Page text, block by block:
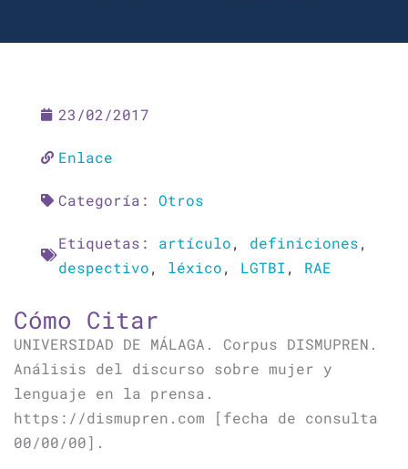
23/02/2017
Enlace
Categoría: Otros
Etiquetas: artículo, definiciones,
despectivo, léxico, LGTBI, RAE
Cómo Citar
UNIVERSIDAD DE MÁLAGA. Corpus DISMUPREN.
Análisis del discurso sobre mujer y
lenguaje en la prensa.
https://dismupren.com [fecha de consulta
00/00/00].